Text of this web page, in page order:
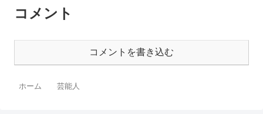
コメント
コメントを書き込む
ホーム 芸能人